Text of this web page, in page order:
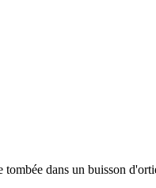
dans un buisson